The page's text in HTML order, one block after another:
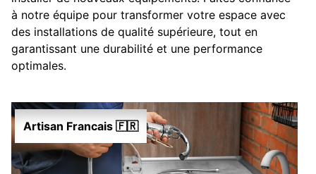
à notre équipe pour transformer votre espace avec
des installations de qualité supérieure, tout en
garantissant une durabilité et une performance
optimales.
Artisan Francais 🇫🇷